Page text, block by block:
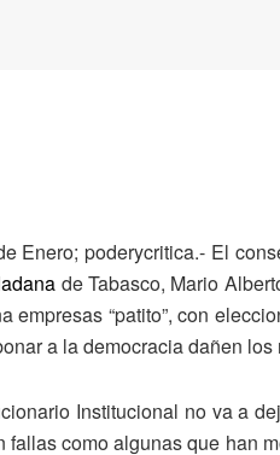
Enero; poderycritica.- El
de Tabasco, Mario
empresas “patito”, con
a la democracia dañen
Institucional no va a
fallas como algunas que han